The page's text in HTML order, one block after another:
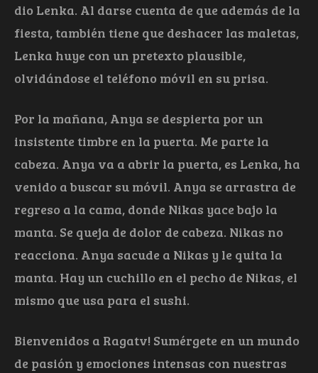
dio Lenka. Al darse cuenta de que además de la
fiesta, también tiene que deshacer las maletas,
Lenka huye con un pretexto plausible,
olvidándose el teléfono móvil en su prisa.
Por la mañana, Anya se despierta por un
insistente timbre en la puerta. Me parte la
cabeza. Anya va a abrir la puerta, es Lenka, ha
venido a buscar su móvil. Anya se arrastra de
regreso a la cama, donde Nikas yace bajo la
manta. Se queja de dolor de cabeza. Nikas no
reacciona. Anya sacude a Nikas y le quita la
manta. Hay un cuchillo en el pecho de Nikas, el
mismo que usa para el sushi.
Bienvenidos a Ragatv! Sumérgete en un mundo
de pasión y emociones intensas con nuestras